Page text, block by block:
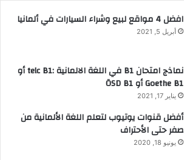
افضل 4 مواقع لبيع وشراء السيارات في ألمانيا
أبريل 5, 2021
نماذج امتحان B1 في اللغة الالمانية :telc B1 أو
Goethe B1 أو ÖSD B1
يناير 17, 2021
أفضل قنوات يوتيوب لتعلم اللغة الألمانية من
صفر حتى الأحتراف
يونيو 18, 2020